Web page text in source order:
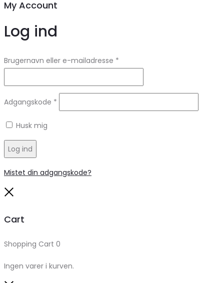
My Account
Log ind
Brugernavn eller e-mailadresse *
Adgangskode *
Husk mig
Log ind
Mistet din adgangskode?
Cart
Shopping Cart 0
Ingen varer i kurven.